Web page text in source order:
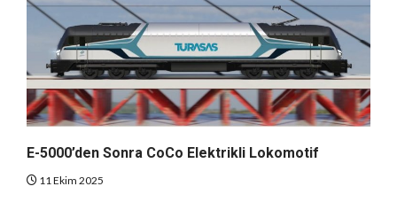
E-5000’den Sonra CoCo Elektrikli Lokomotif
11 Ekim 2025